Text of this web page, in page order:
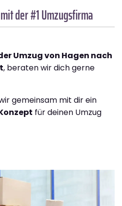
mit der #1 Umzugsfirma
Umzug von Hagen nach
, beraten wir dich gerne
gemeinsam mit dir ein
für deinen Umzug